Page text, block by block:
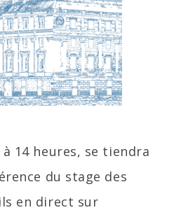
14 heures, se tiendra
du stage des
en direct sur